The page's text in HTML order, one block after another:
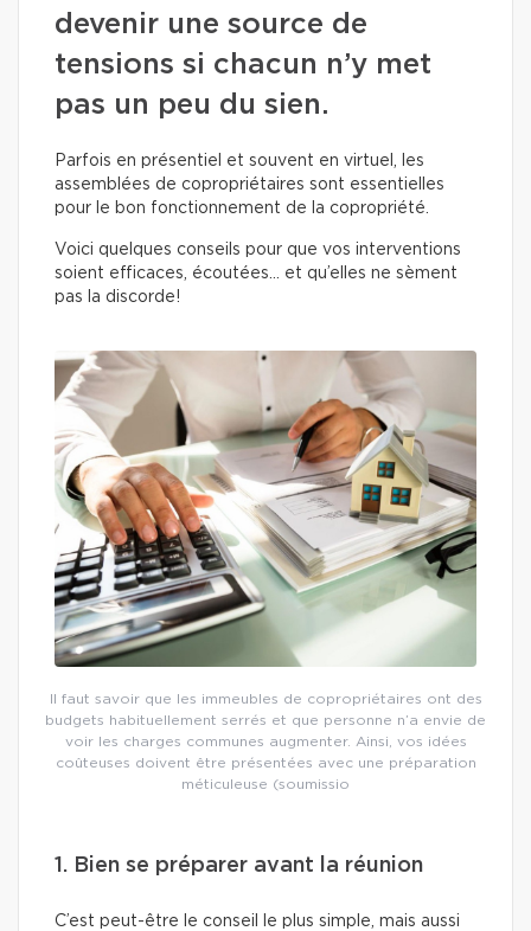
devenir une source de
tensions si chacun n’y met
pas un peu du sien.
Parfois en présentiel et souvent en virtuel, les
assemblées de copropriétaires sont essentielles
pour le bon fonctionnement de la copropriété.
Voici quelques conseils pour que vos interventions
soient efficaces, écoutées… et qu’elles ne sèment
pas la discorde!
Il faut savoir que les immeubles de copropriétaires ont des
budgets habituellement serrés et que personne n’a envie de
voir les charges communes augmenter. Ainsi, vos idées
coûteuses doivent être présentées avec une préparation
méticuleuse (soumissio
1. Bien se préparer avant la réunion
C’est peut-être le conseil le plus simple, mais aussi